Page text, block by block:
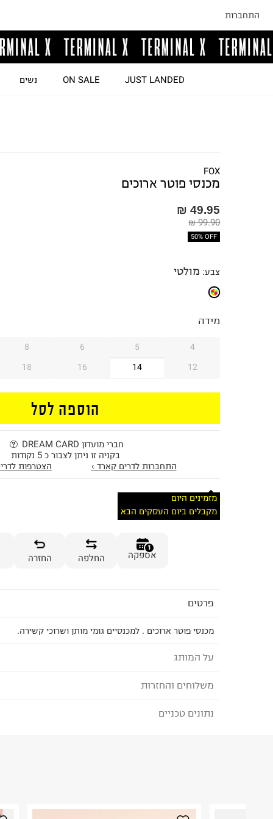
התחברות
JUST LANDED
ON SALE נשים
FOX
מכנסי פוטר ארוכים
49.95 ₪
99.90 ₪
50% OFF
צבע: מולטי
מידה
4
5
6
8
12
14
16
18
הוספה לסל
חברי מועדון DREAM CARD
בקניה זו ניתן לצבור כ 5 נקודות
התחברות לדרים קארד ›
הצטרפות
מזמינים היום
מקבלים ביום העסקים הבא
1
אספקה החלפה החזרה
פרטים
מכנסי פוטר ארוכים . למכנסיים גומי מותן ושרוכי קשירה.
על המותג
FOX - פוקס
משלוחים והחזרות
לבחירת בשיטת המשלוח המתאימה לכם,
נתונים טכניים